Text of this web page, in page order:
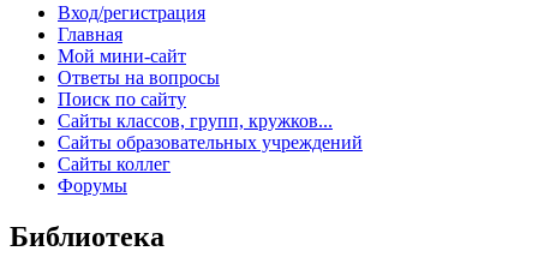
Вход/регистрация
Главная
Мой мини-сайт
Ответы на вопросы
Поиск по сайту
Сайты классов, групп, кружков...
Сайты образовательных учреждений
Сайты коллег
Форумы
Библиотека